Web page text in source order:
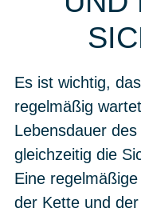
Es ist wichtig,
regelmäßig
Lebensdauer
gleichzeitig die
Eine
der Kette und